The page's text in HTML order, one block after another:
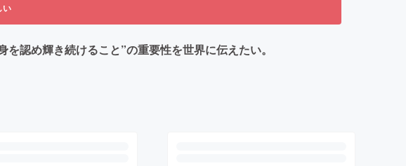
い
認め輝き続けること”の重要性を世界に伝えたい。